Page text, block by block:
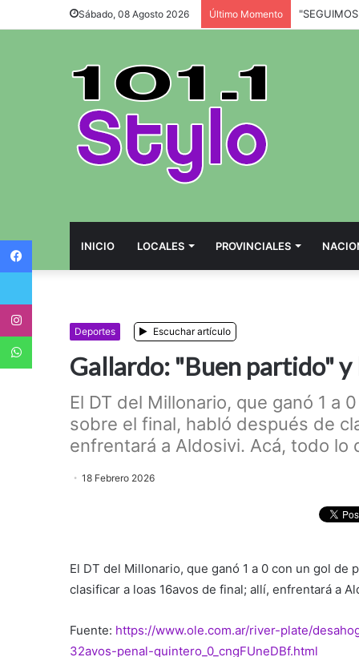
Sábado, 08 Agosto 2026 Último Momento
INICIO LOCALES PROVINCIALES
Deportes Escuchar artículo
Gallardo: "Buen partido"
El DT del Millonario, que ganó 1 a
sobre el final, habló después de
enfrentará a Aldosivi. Acá, todo lo
18 Febrero 2026
El DT del Millonario, que ganó 1 a 0 con un gol
clasificar a loas 16avos de final; allí, enfrentará a
Fuente: https://www.ole.com.ar/river-plate/
32avos-penal-quintero_0_cngFUneDBf.html
Twitter
WhatsApp